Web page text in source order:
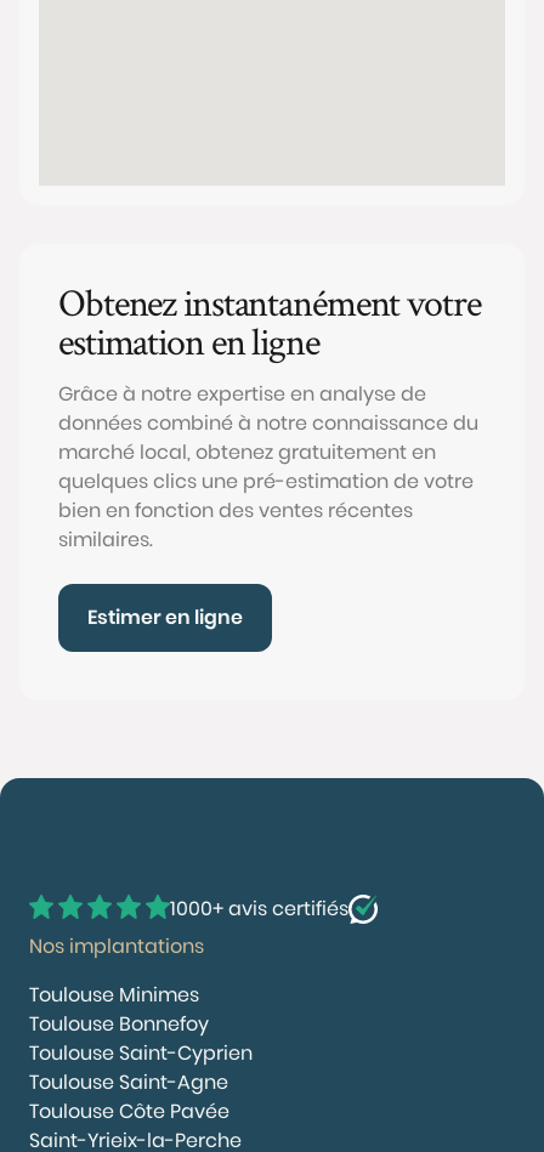
Obtenez instantanément votre
estimation en ligne
Grâce à notre expertise en analyse de
données combiné à notre connaissance du
marché local, obtenez gratuitement en
quelques clics une pré-estimation de votre
bien en fonction des ventes récentes
similaires.
Estimer en ligne
1000+ avis certifiés
Nos implantations
Toulouse Minimes
Toulouse Bonnefoy
Toulouse Saint-Cyprien
Toulouse Saint-Agne
Toulouse Côte Pavée
Saint-Yrieix-la-Perche